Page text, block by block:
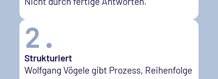
2.
Strukturiert
Wolfgang Vögele gibt Prozess, Reihenfolge